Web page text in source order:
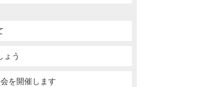
ょう
を開催します